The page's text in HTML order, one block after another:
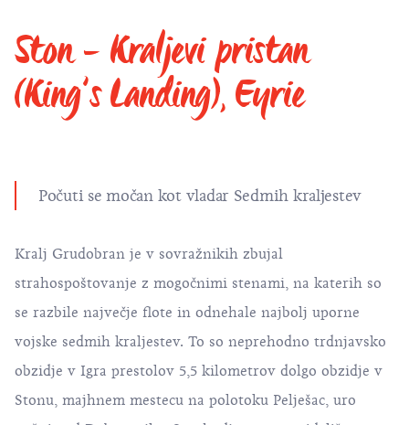
Ston - Kraljevi pristan
(King’s Landing), Eyrie
Počuti se močan kot vladar Sedmih kraljestev
Kralj Grudobran je v sovražnikih zbujal
strahospoštovanje z mogočnimi stenami, na katerih so
se razbile največje flote in odnehale najbolj uporne
vojske sedmih kraljestev. To so neprehodno trdnjavsko
obzidje v Igra prestolov 5,5 kilometrov dolgo obzidje v
Stonu, majhnem mestecu na polotoku Pelješac, uro